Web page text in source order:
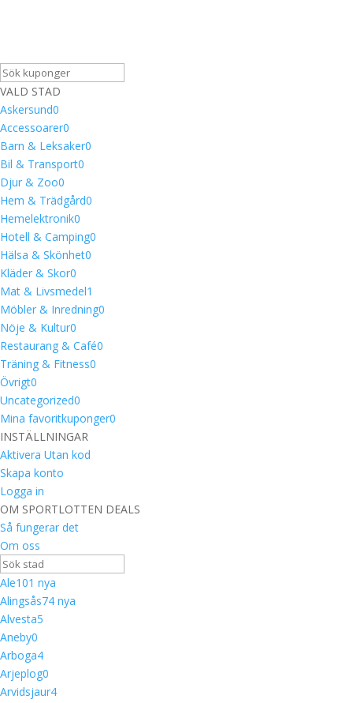
VALD STAD
Askersund0
Accessoarer0
Barn & Leksaker0
Bil & Transport0
Djur & Zoo0
Hem & Trädgård0
Hemelektronik0
Hotell & Camping0
Hälsa & Skönhet0
Kläder & Skor0
Mat & Livsmedel1
Möbler & Inredning0
Nöje & Kultur0
Restaurang & Café0
Träning & Fitness0
Övrigt0
Uncategorized0
Mina favoritkuponger0
INSTÄLLNINGAR
Aktivera Utan kod
Skapa konto
Logga in
OM SPORTLOTTEN DEALS
Så fungerar det
Om oss
Ale101 nya
Alingsås74 nya
Alvesta5
Aneby0
Arboga4
Arjeplog0
Arvidsjaur4